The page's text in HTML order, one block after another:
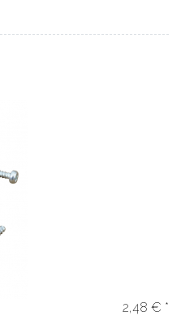
2,48 € *